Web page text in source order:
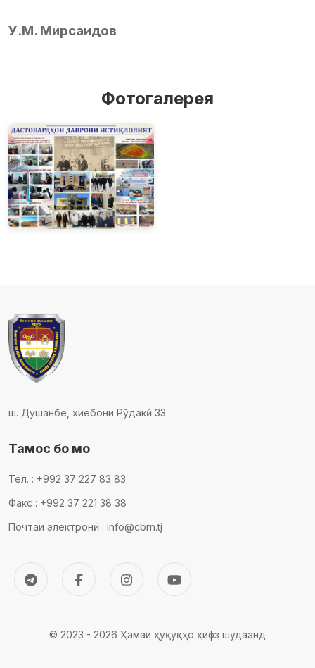
У.М. Мирсаидов
Фотогалерея
ш. Душанбе, хиёбони Рӯдакӣ 33
Тамос бо мо
Тел. : +992 37 227 83 83
Факс : +992 37 221 38 38
Почтаи электронӣ : info@cbrn.tj
© 2023 - 2026 Ҳамаи ҳуқуқҳо ҳифз шудаанд